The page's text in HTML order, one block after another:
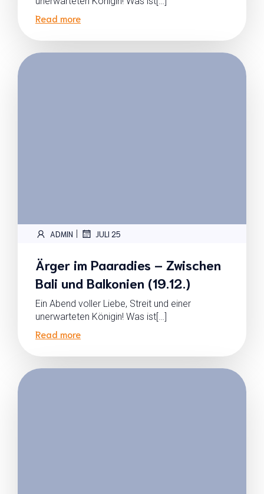
Read more
ADMIN | JULI 25
Ärger im Paaradies – Zwischen
Bali und Balkonien (19.12.)
Ein Abend voller Liebe, Streit und einer
unerwarteten Königin! Was ist[…]
Read more